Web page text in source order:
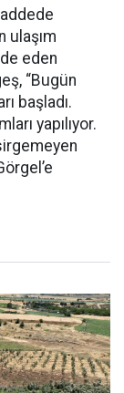
ulaşım
eden
“Bugün
başladı.
yapılıyor.